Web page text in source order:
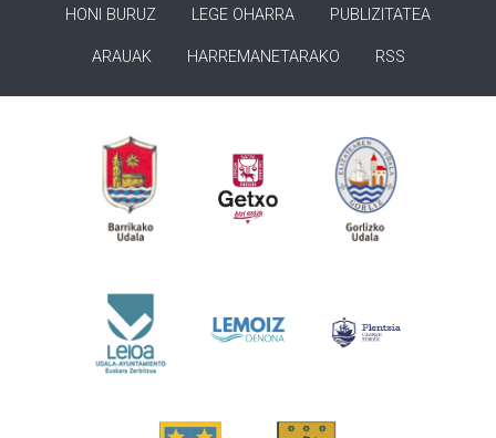
HONI BURUZ LEGE OHARRA PUBLIZITATEA
ARAUAK HARREMANETARAKO RSS